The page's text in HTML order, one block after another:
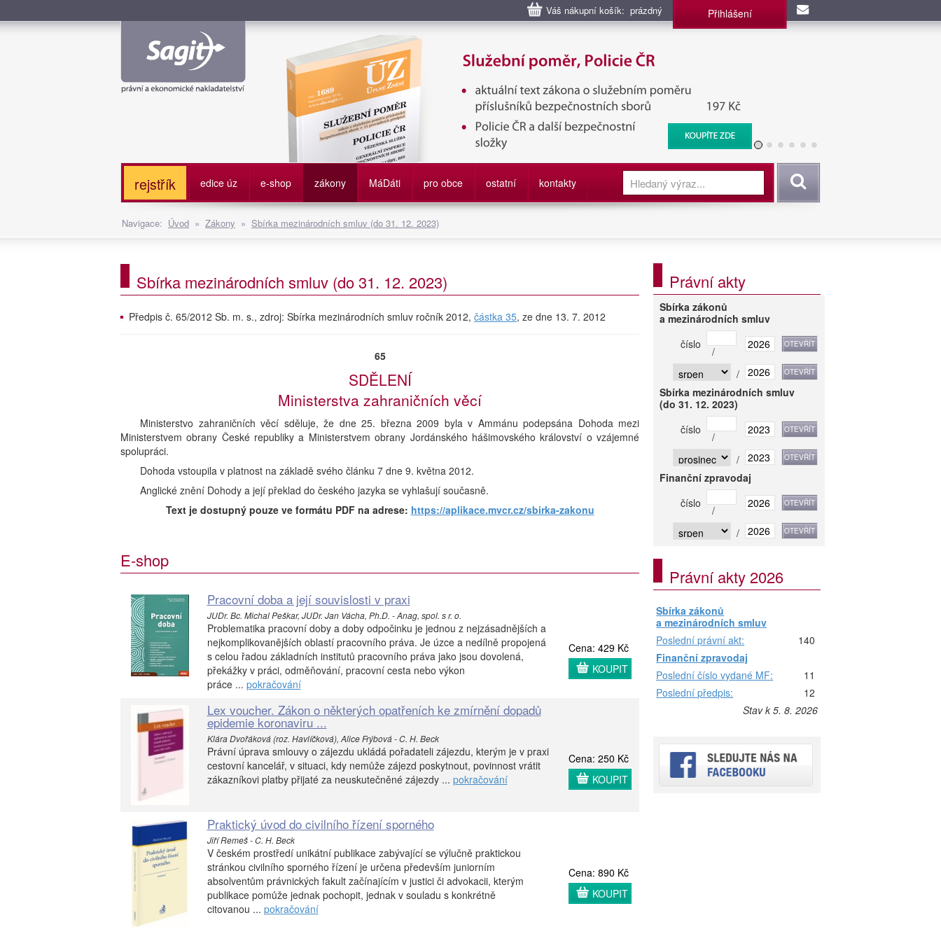
Váš nákupní košík: prázdný Přihlášení
Služební poměr příslušníků bezpečnostních sborů, Policie ČR, Vězeňská služba, BIS, Zpravodajské
služby
rejstřík edice úz e-shop zákony MáDáti pro obce ostatní kontakty Vyhledat
Navigace: Úvod » Zákony » Sbírka mezinárodních smluv (do 31. 12. 2023)
Sbírka mezinárodních smluv (do 31. 12. 2023)
Předpis č. 65/2012 Sb. m. s., zdroj: Sbírka mezinárodních smluv ročník 2012, částka 35, ze dne 13. 7. 2012
65
SDĚLENÍ
Ministerstva zahraničních věcí
Ministerstvo zahraničních věcí sděluje, že dne 25. března 2009 byla v Ammánu podepsána Dohoda mezi
Ministerstvem obrany České republiky a Ministerstvem obrany Jordánského hášimovského království o vzájemné
spolupráci.
Dohoda vstoupila v platnost na základě svého článku 7 dne 9. května 2012.
Anglické znění Dohody a její překlad do českého jazyka se vyhlašují současně.
Text je dostupný pouze ve formátu PDF na adrese: https://aplikace.mvcr.cz/sbirka-zakonu
E-shop
Pracovní doba a její souvislosti v praxi
JUDr. Bc. Michal Peškar, JUDr. Jan Vácha, Ph.D. - Anag, spol. s r. o.
Problematika pracovní doby a doby odpočinku je jednou z nejzásadnějších a
nejkomplikovanějších oblastí pracovního práva. Je úzce a nedílně propojená
s celou řadou základních institutů pracovního práva jako jsou dovolená,
překážky v práci, odměňování, pracovní cesta nebo výkon
práce ... pokračování
Cena: 429 Kč
KOUPIT
Lex voucher. Zákon o některých opatřeních ke zmírnění dopadů
epidemie koronaviru ...
Klára Dvořáková (roz. Havlíčková), Alice Frýbová - C. H. Beck
Právní úprava smlouvy o zájezdu ukládá pořadateli zájezdu, kterým je v praxi
cestovní kancelář, v situaci, kdy nemůže zájezd poskytnout, povinnost vrátit
zákazníkovi platby přijaté za neuskutečněné zájezdy ... pokračování
Cena: 250 Kč
KOUPIT
Praktický úvod do civilního řízení sporného
Jiří Remeš - C. H. Beck
V českém prostředí unikátní publikace zabývající se výlučně praktickou
stránkou civilního sporného řízení je určena především juniorním
absolventům právnických fakult začínajícím v justici či advokacii, kterým
publikace pomůže jednak pochopit, jednak v souladu s konkrétně
citovanou ... pokračování
Cena: 890 Kč
KOUPIT
Právní akty
Sbírka zákonů
a mezinárodních smluv
číslo
/
/
Sbírka mezinárodních smluv
(do 31. 12. 2023)
číslo
/
/
Finanční zpravodaj
číslo
/
/
Právní akty 2026
Sbírka zákonů
a mezinárodních smluv
Poslední právní akt:
140
Finanční zpravodaj
Poslední číslo vydané MF:
11
Poslední předpis:
12
Stav k 5. 8. 2026